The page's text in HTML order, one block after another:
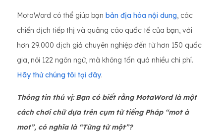
MotaWord có thể giúp bạn bản địa hóa nội dung, các
chiến dịch tiếp thị và quảng cáo quốc tế của bạn, với
hơn 29.000 dịch giả chuyên nghiệp đến từ hơn 150 quốc
gia, nói 122 ngôn ngữ, mà không tốn quá nhiều chi phí.
Hãy thử chúng tôi tại đây.
Thông tin thú vị: Bạn có biết rằng MotaWord là một
cách chơi chữ dựa trên cụm từ tiếng Pháp “mot à
mot”, có nghĩa là “Từng từ một”?